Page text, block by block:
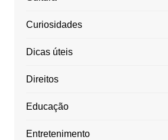
Curiosidades
Dicas úteis
Direitos
Educação
Entretenimento